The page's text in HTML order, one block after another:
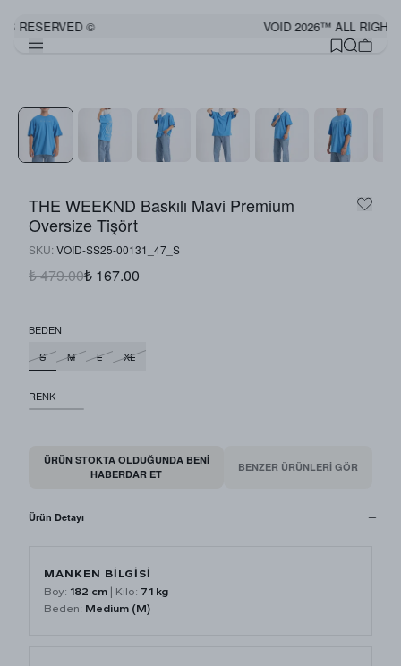
RESERVED © VOID 2026™ ALL
THE WEEKND Baskılı Mavi Premium
Oversize Tişört
SKU: VOID-SS25-00131_47_S
₺ 479.00₺ 167.00
BEDEN
S
M L XL
RENK
ÜRÜN STOKTA OLDUĞUNDA BENI
HABERDAR ET
BENZER ÜRÜNLERİ GÖR
Ürün Detayı
MANKEN BİLGİSİ
Boy: 182 cm | Kilo: 71 kg
Beden: Medium (M)